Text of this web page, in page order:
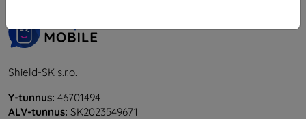
Shield-SK s.r.o.
Y-tunnus: 46701494
ALV-tunnus: SK2023549671